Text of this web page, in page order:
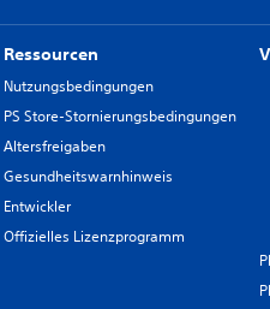
Ressourcen
Nutzungsbedingungen
PS Store-Stornierungsbedingungen
Altersfreigaben
Gesundheitswarnhinweis
Entwickler
Offizielles Lizenzprogramm